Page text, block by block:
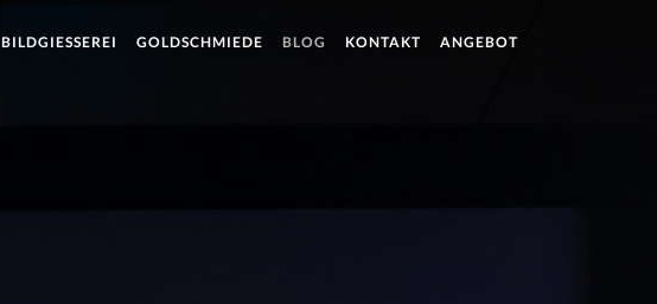
BILDGIESSEREI GOLDSCHMIEDE BLOG KONTAKT ANGEBOT